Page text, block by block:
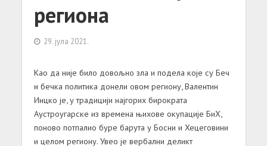
региона
29. јула 2021.
Као да није било довољно зла и подела које су Беч
и бечка политика донели овом региону, Валентин
Инцко је, у традицији најгорих бирократа
Аустроугарске из времена њихове окупације БиХ,
поново потпалио буре барута у Босни и Хецеговини
и целом региону. Увео је вербални деликт